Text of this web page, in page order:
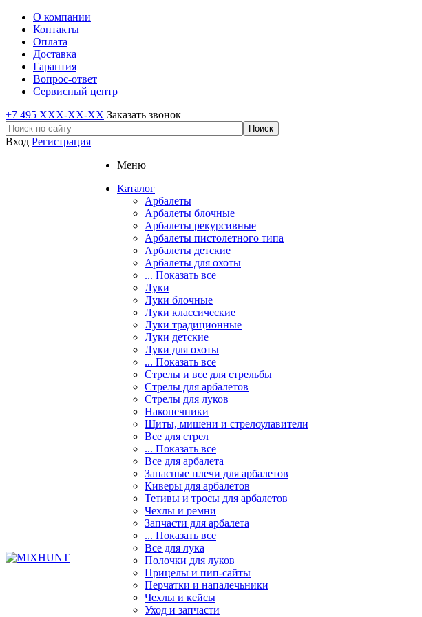
О компании
Контакты
Оплата
Доставка
Гарантия
Вопрос-ответ
Сервисный центр
+7 495 XXX-XX-XX Заказать звонок
Вход Регистрация
Меню
Каталог
Арбалеты
Арбалеты блочные
Арбалеты рекурсивные
Арбалеты пистолетного типа
Арбалеты детские
Арбалеты для охоты
... Показать все
Луки
Луки блочные
Луки классические
Луки традиционные
Луки детские
Луки для охоты
... Показать все
Стрелы и все для стрельбы
Стрелы для арбалетов
Стрелы для луков
Наконечники
Щиты, мишени и стрелоулавители
Все для стрел
... Показать все
Все для арбалета
Запасные плечи для арбалетов
Киверы для арбалетов
Тетивы и тросы для арбалетов
Чехлы и ремни
Запчасти для арбалета
... Показать все
Все для лука
Полочки для луков
Прицелы и пип-сайты
Перчатки и напалечьники
Чехлы и кейсы
Уход и запчасти